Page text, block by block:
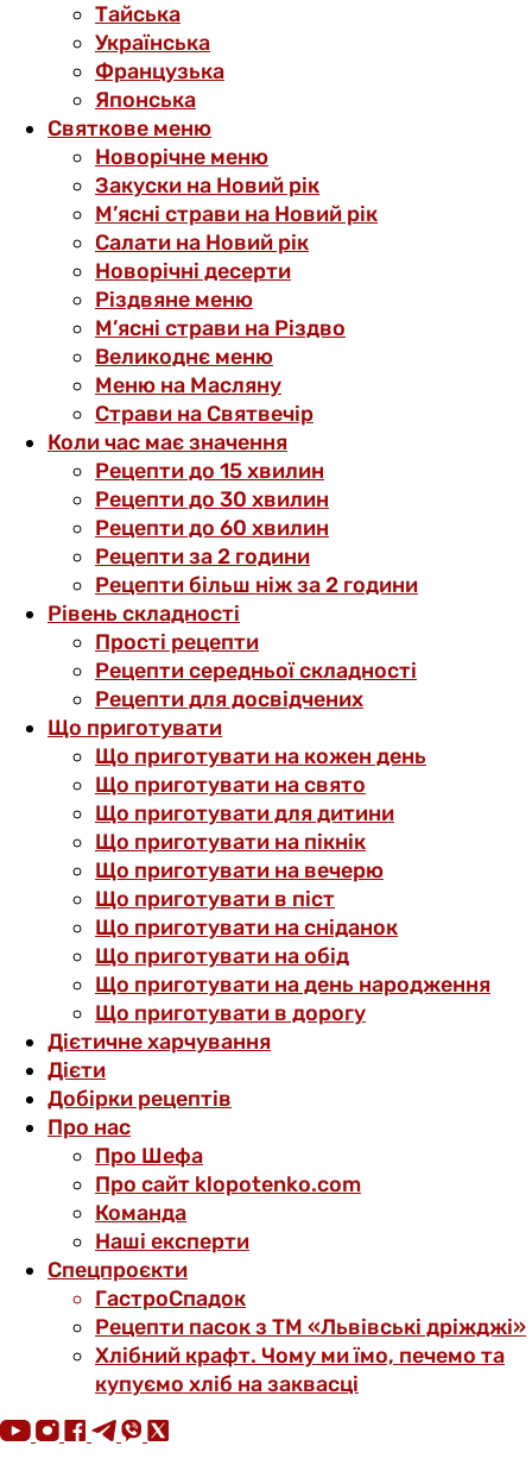
Тайська
Українська
Французька
Японська
Святкове меню
Новорічне меню
Закуски на Новий рік
М’ясні страви на Новий рік
Салати на Новий рік
Новорічні десерти
Різдвяне меню
М’ясні страви на Різдво
Великоднє меню
Меню на Масляну
Страви на Святвечір
Коли час має значення
Рецепти до 15 хвилин
Рецепти до 30 хвилин
Рецепти до 60 хвилин
Рецепти за 2 години
Рецепти більш ніж за 2 години
Рівень складності
Прості рецепти
Рецепти середньої складності
Рецепти для досвідчених
Що приготувати
Що приготувати на кожен день
Що приготувати на свято
Що приготувати для дитини
Що приготувати на пікнік
Що приготувати на вечерю
Що приготувати в піст
Що приготувати на сніданок
Що приготувати на обід
Що приготувати на день народження
Що приготувати в дорогу
Дієтичне харчування
Дієти
Добірки рецептів
Про нас
Про Шефа
Про сайт klopotenko.com
Команда
Наші експерти
Спецпроєкти
ГастроСпадок
Рецепти пасок з ТМ «Львівські дріжджі»
Хлібний крафт. Чому ми їмо, печемо та
купуємо хліб на заквасці